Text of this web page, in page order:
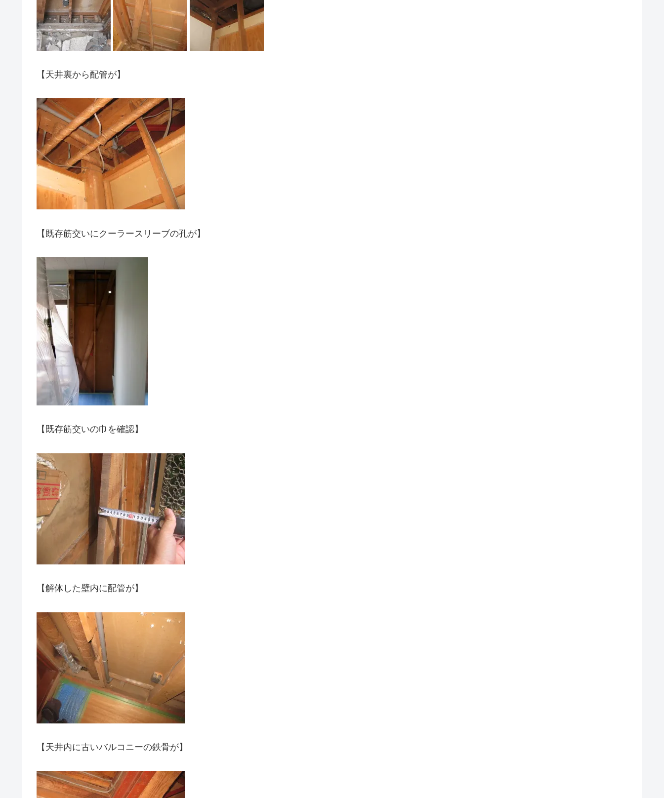
【天井裏から配管が】
【既存筋交いにクーラースリーブの孔が】
【既存筋交いの巾を確認】
【解体した壁内に配管が】
【天井内に古いバルコニーの鉄骨が】